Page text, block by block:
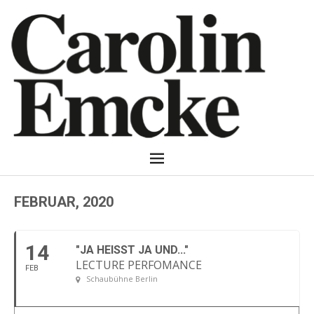
FEBRUAR, 2020
14
FEB
"JA HEISST JA UND..."
LECTURE PERFOMANCE
Schaubühne Berlin